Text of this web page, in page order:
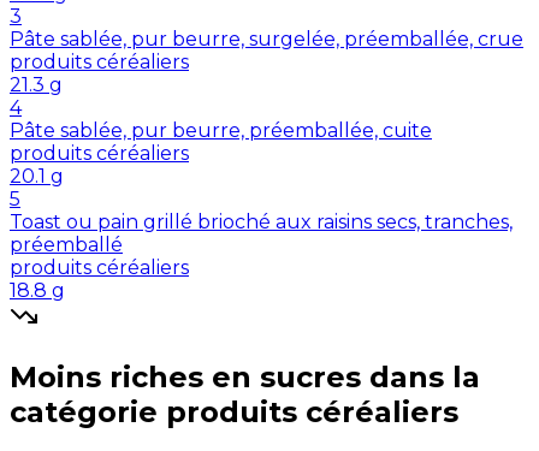
3
Pâte sablée, pur beurre, surgelée, préemballée, crue
produits céréaliers
21.3 g
4
Pâte sablée, pur beurre, préemballée, cuite
produits céréaliers
20.1 g
5
Toast ou pain grillé brioché aux raisins secs, tranches,
préemballé
produits céréaliers
18.8 g
Moins riches en sucres dans la
catégorie produits céréaliers